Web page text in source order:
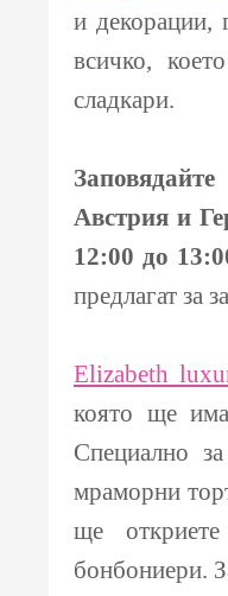
и декорации,
всичко,
сладкари.
Австрия и
12:00 до
предлагат за
Elizabeth
която ще
Специално
мраморни
ще
бонбониери.